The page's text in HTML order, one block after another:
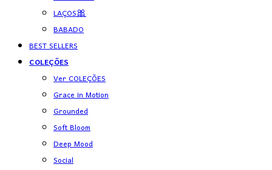
LAÇOS🎀
BABADO
BEST SELLERS
COLEÇÕES
Ver COLEÇÕES
Grace in Motion
Grounded
Soft Bloom
Deep Mood
Social